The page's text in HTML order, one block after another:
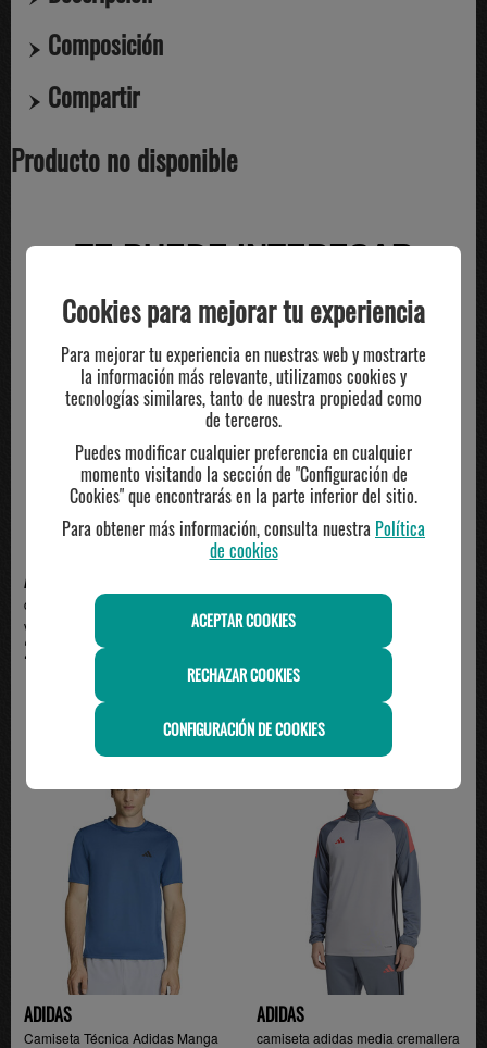
Composición
Compartir
Producto no disponible
TE PUEDE INTERESAR
ADIDAS
camiseta técnica hombre adidas,
verde
23.00€
camiseta adidas manga corta
algodón técnico, ma...
ADIDAS
Camiseta Técnica Adidas Manga
ADIDAS
camiseta adidas media cremallera
Cookies para mejorar tu experiencia
Para mejorar tu experiencia en nuestras web y mostrarte
la información más relevante, utilizamos cookies y
tecnologías similares, tanto de nuestra propiedad como
de terceros.
Puedes modificar cualquier preferencia en cualquier
momento visitando la sección de "Configuración de
Cookies" que encontrarás en la parte inferior del sitio.
Para obtener más información, consulta nuestra Política
de cookies
ACEPTAR COOKIES
RECHAZAR COOKIES
CONFIGURACIÓN DE COOKIES